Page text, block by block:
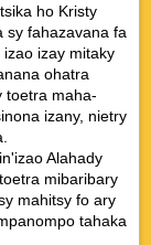
ho Kristy
sy fahazavana fa
izay mitaky
ohatra
toetra maha-
izany, nietry
Alahady
mibaribary
mahitsy fo ary
tahaka